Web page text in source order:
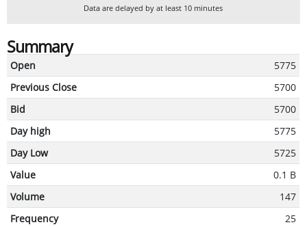
Data are delayed by at least 10 minutes
Summary
Open
5775
Previous Close
5700
Bid
5700
Day high
5775
Day Low
5725
Value
0.1 B
Volume
147
Frequency
25